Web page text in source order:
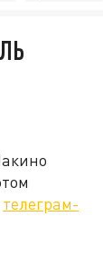
телеграм-